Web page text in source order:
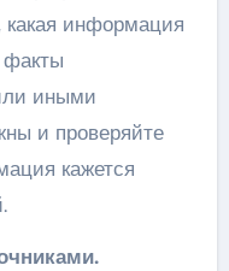
какая информация
факты
иными
и проверяйте
кажется